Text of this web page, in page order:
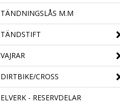
TÄNDNINGSLÅS M.M
TÄNDSTIFT
VAJRAR
DIRTBIKE/CROSS
ELVERK - RESERVDELAR